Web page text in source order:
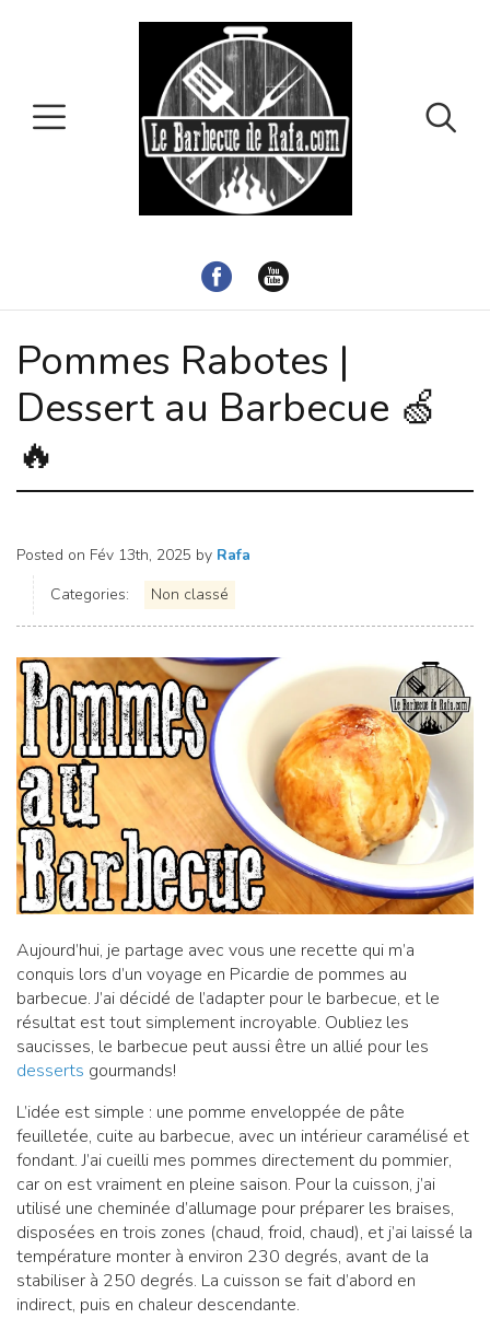
Pommes Rabotes |
Dessert au Barbecue 🍏
🔥
Posted on Fév 13th, 2025 by Rafa
Categories:
Non classé
Aujourd’hui, je partage avec vous une recette qui m’a
conquis lors d’un voyage en Picardie de pommes au
barbecue. J’ai décidé de l’adapter pour le barbecue, et le
résultat est tout simplement incroyable. Oubliez les
saucisses, le barbecue peut aussi être un allié pour les
desserts gourmands!
L’idée est simple : une pomme enveloppée de pâte
feuilletée, cuite au barbecue, avec un intérieur caramélisé et
fondant. J’ai cueilli mes pommes directement du pommier,
car on est vraiment en pleine saison. Pour la cuisson, j’ai
utilisé une cheminée d’allumage pour préparer les braises,
disposées en trois zones (chaud, froid, chaud), et j’ai laissé la
température monter à environ 230 degrés, avant de la
stabiliser à 250 degrés. La cuisson se fait d’abord en
indirect, puis en chaleur descendante.